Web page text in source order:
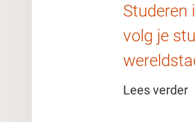
Studeren
volg je
Lees verder